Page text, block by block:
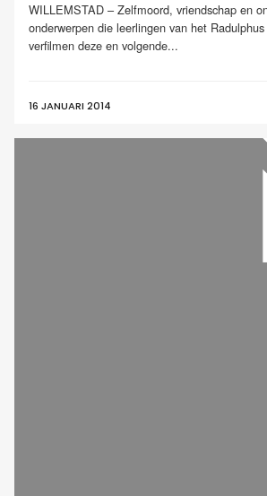
WILLEMSTAD – Zelfmoord, vriendschap en
onderwerpen die leerlingen van het
verfilmen deze en volgende...
16 JANUARI 2014